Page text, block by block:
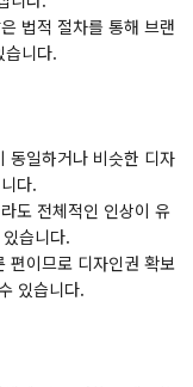
법적 절차를 통해 브랜
습니다.
동일하거나 비슷한 디자
다.
도 전체적인 인상이 유
습니다.
편이므로 디자인권 확보
있습니다.